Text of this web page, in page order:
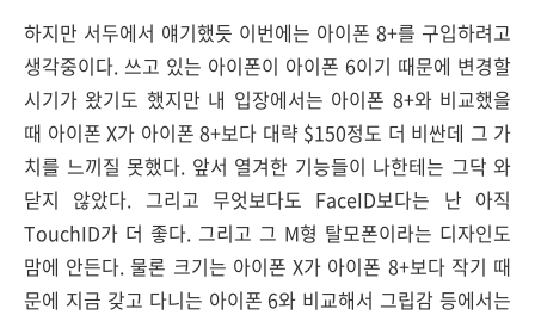
하지만 서두에서 얘기했듯 이번에는 아이폰 8+를 구입하려고
생각중이다. 쓰고 있는 아이폰이 아이폰 6이기 때문에 변경할
시기가 왔기도 했지만 내 입장에서는 아이폰 8+와 비교했을
때 아이폰 X가 아이폰 8+보다 대략 $150정도 더 비싼데 그 가
치를 느끼질 못했다. 앞서 열겨한 기능들이 나한테는 그닥 와
닫지 않았다. 그리고 무엇보다도 FaceID보다는 난 아직
TouchID가 더 좋다. 그리고 그 M형 탈모폰이라는 디자인도
맘에 안든다. 물론 크기는 아이폰 X가 아이폰 8+보다 작기 때
문에 지금 갖고 다니는 아이폰 6와 비교해서 그립감 등에서는